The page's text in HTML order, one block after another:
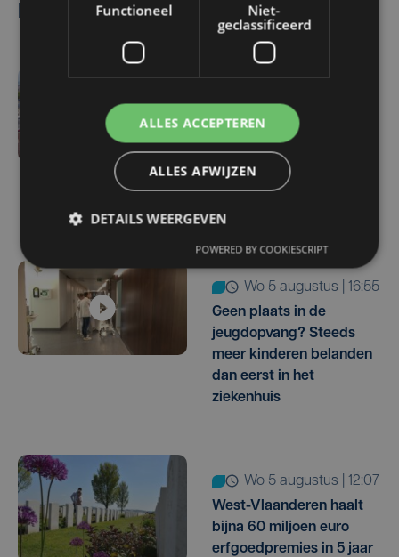
Lees ook
Veurne moet zo'n twee
miljoen euro aan
onrechtmatig
gerecupereerde BTW
wo 5 augustus | 16:55
Geen plaats in de
jeugdopvang? Steeds
meer kinderen belanden
dan eerst in het
ziekenhuis
wo 5 augustus | 12:07
West-Vlaanderen haalt
bijna 60 miljoen euro
erfgoedpremies in 5 jaar
Functioneel
Niet-
geclassificeerd
ALLES ACCEPTEREN
ALLES AFWIJZEN
DETAILS WEERGEVEN
POWERED BY COOKIESCRIPT